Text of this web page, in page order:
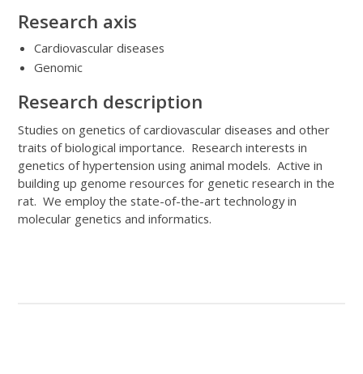
Research axis
Cardiovascular diseases
Genomic
Research description
Studies on genetics of cardiovascular diseases and other
traits of biological importance. Research interests in
genetics of hypertension using animal models. Active in
building up genome resources for genetic research in the
rat. We employ the state-of-the-art technology in
molecular genetics and informatics.